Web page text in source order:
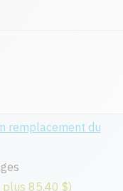
remplacement du
85,40 $)